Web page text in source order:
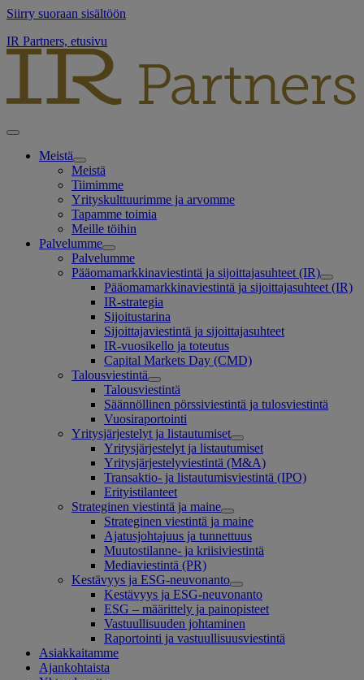
Siirry suoraan sisältöön
IR Partners, etusivu
Meistä
Meistä
Tiimimme
Yrityskulttuurimme ja arvomme
Tapamme toimia
Meille töihin
Palvelumme
Palvelumme
Pääomamarkkinaviestintä ja sijoittajasuhteet (IR)
Pääomamarkkinaviestintä ja sijoittajasuhteet (IR)
IR-strategia
Sijoitustarina
Sijoittajaviestintä ja sijoittajasuhteet
IR-vuosikello ja toteutus
Capital Markets Day (CMD)
Talousviestintä
Talousviestintä
Säännöllinen pörssiviestintä ja tulosviestintä
Vuosiraportointi
Yritysjärjestelyt ja listautumiset
Yritysjärjestelyt ja listautumiset
Yritysjärjestelyviestintä (M&A)
Transaktio- ja listautumisviestintä (IPO)
Erityistilanteet
Strateginen viestintä ja maine
Strateginen viestintä ja maine
Ajatusjohtajuus ja tunnettuus
Muutostilanne- ja kriisiviestintä
Mediaviestintä (PR)
Kestävyys ja ESG-neuvonanto
Kestävyys ja ESG-neuvonanto
ESG – määrittely ja painopisteet
Vastuullisuuden johtaminen
Raportointi ja vastuullisuusviestintä
Asiakkaitamme
Ajankohtaista